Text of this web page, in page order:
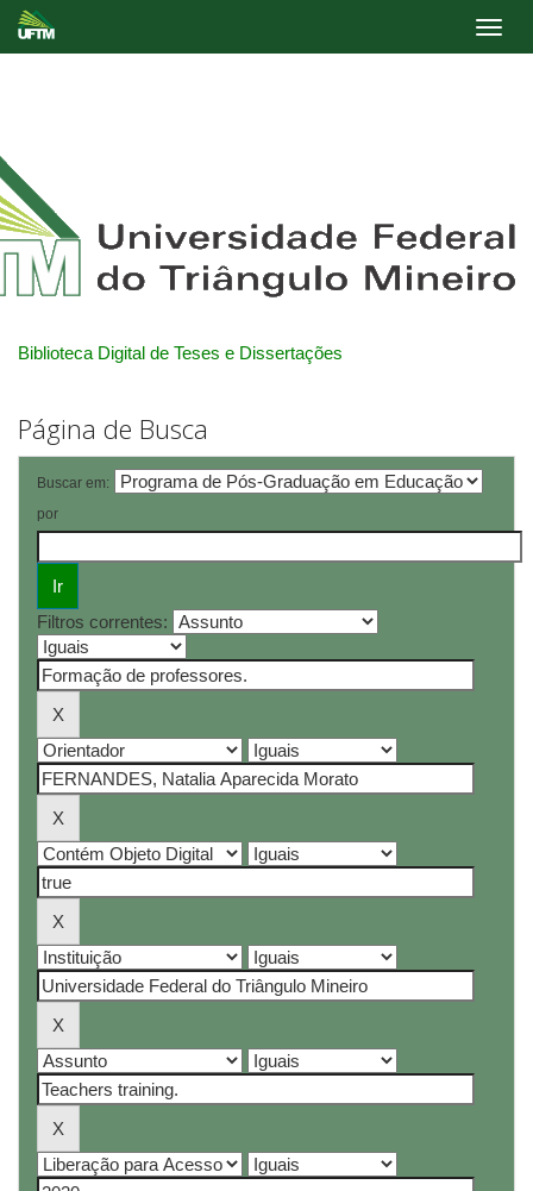
Biblioteca Digital de Teses e Dissertações
Página de Busca
Buscar em:
por
Filtros correntes: